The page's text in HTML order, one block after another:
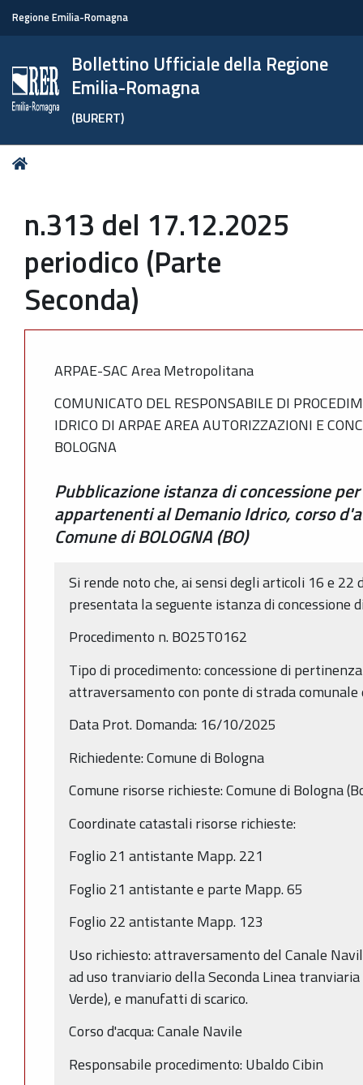
Regione Emilia-Romagna
Bollettino Ufficiale della Regione
Emilia-Romagna
(BURERT)
Tu
n.313 del 17.12.2025
periodico (Parte
Seconda)
ARPAE-SAC Area Metropolitana
COMUNICATO DEL RESPONSABILE DI
IDRICO DI ARPAE AREA AUTORIZZAZIONI E
BOLOGNA
Pubblicazione istanza di concessione
appartenenti al Demanio Idrico, corso
Comune di BOLOGNA (BO)
Si rende noto che, ai sensi degli articoli 16 e 22
presentata la seguente istanza di concessione
Procedimento n. BO25T0162
Tipo di procedimento: concessione di
attraversamento con ponte di strada
Data Prot. Domanda: 16/10/2025
Richiedente: Comune di Bologna
Comune risorse richieste: Comune di Bologna
Coordinate catastali risorse richieste:
Foglio 21 antistante Mapp. 221
Foglio 21 antistante e parte Mapp. 65
Foglio 22 antistante Mapp. 123
Uso richiesto: attraversamento del Canale
ad uso tranviario della Seconda Linea
Verde), e manufatti di scarico.
Corso d'acqua: Canale Navile
Responsabile procedimento: Ubaldo Cibin